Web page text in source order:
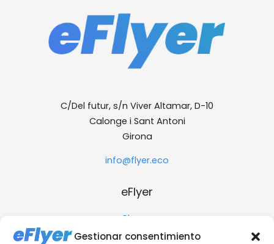
Gestionar consentimiento
C/Del futur, s/n Viver Altamar, D-10
Calonge i Sant Antoni
Girona
info@flyer.eco
eFlyer
Planes
Alojamientos